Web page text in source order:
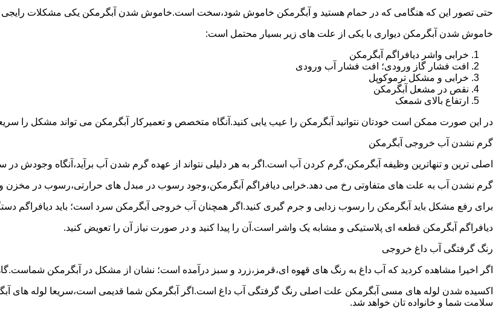
حتی تصور این که هنگامی که در حمام هستید و آبگرمکن خاموش شود،سخت است.خاموش شدن آبگرمکن یکی مشکلات رایجی
خاموش شدن آبگرمکن دیواری با یکی از علت های زیر بسیار محتمل است:
خرابی واشر دیافراگم آبگرمکن
افت فشار گاز ورودی؛ افت فشار آب ورودی
خرابی و مشکل ترموکوپل
نقص در مشعل آبگرمکن
ارتفاع بالای شمعک
در این صورت ممکن است خودتان نتوانید آبگرمکن را عیب یابی کنید.آنگاه متخصص و تعمیرکار آبگرمکن می تواند مشکل را
گرم نشدن آب خروجی آبگرمکن
اصلی ترین و تنهاترین وظیفه آبگرمکن،گرم کردن آب است.اگر به هر دلیلی نتواند از عهده گرم شدن آب برآید،آنگاه وجودش در
گرم نشدن آب به علت های متفاوتی رخ می دهد.خرابی دیافراگم آبگرمکن،وجود رسوب در مبدل های حرارتی،رسوب در مخزن
برای رفع مشکل باید آبگرمکن را رسوب زدایی و جرم گیری کنید.اگر همچنان آب خروجی آبگرمکن سرد است؛ باید دیافراگم
دیافراگم آبگرمکن قطعه ای پلاستیکی و مشابه یک واشر است.آن را پیدا کنید و در صورت نیاز آن را تعویض کنید.
رنگ گرفتگی آب داغ خروجی
اگر اخیرا مشاهده کردید که آب داغ به رنگ های قهوه ای،قرمز،زرد و سبز درآمده است؛ نشان از مشکل در آبگرمکن
اکسیده شدن لوله های مسی آبگرمکن علت اصلی رنگ گرفتگی آب داغ است.اگر آبگرمکن شما قدیمی است،سریعا لوله های
سلامت شما و خانواده تان خواهد شد.